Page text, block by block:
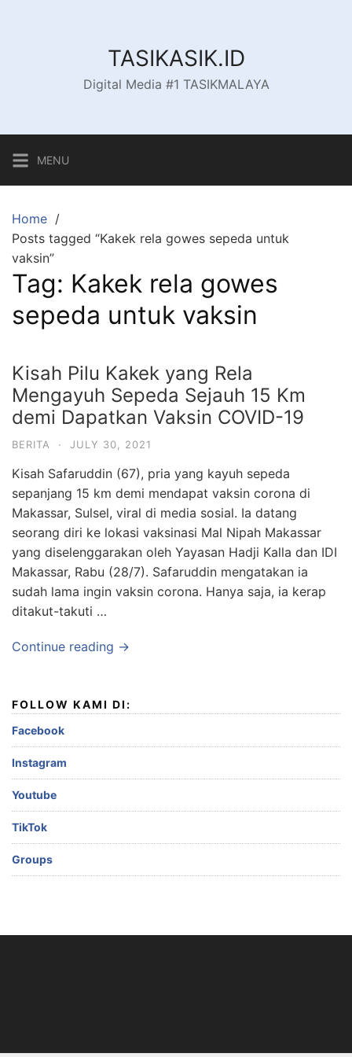
TASIKASIK.ID
Digital Media #1 TASIKMALAYA
MENU
Home
Posts tagged “Kakek rela gowes sepeda untuk
vaksin”
Tag: Kakek rela gowes
sepeda untuk vaksin
Kisah Pilu Kakek yang Rela
Mengayuh Sepeda Sejauh 15 Km
demi Dapatkan Vaksin COVID-19
BERITA · JULY 30, 2021
Kisah Safaruddin (67), pria yang kayuh sepeda
sepanjang 15 km demi mendapat vaksin corona di
Makassar, Sulsel, viral di media sosial. Ia datang
seorang diri ke lokasi vaksinasi Mal Nipah Makassar
yang diselenggarakan oleh Yayasan Hadji Kalla dan IDI
Makassar, Rabu (28/7). Safaruddin mengatakan ia
sudah lama ingin vaksin corona. Hanya saja, ia kerap
ditakut-takuti …
Continue reading →
FOLLOW KAMI DI:
Facebook
Instagram
Youtube
TikTok
Groups